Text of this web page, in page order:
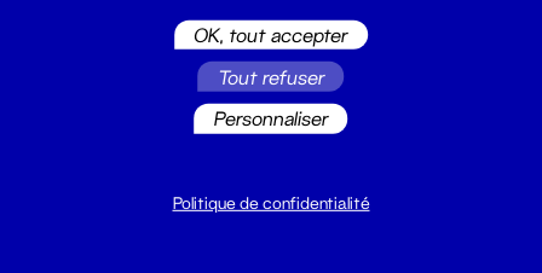
Du lundi au vendredi 14h → 18h
OK, tout accepter
Tout refuser
Personnaliser
Politique de confidentialité